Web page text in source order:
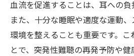
血流を促進することは、耳への負
また、十分な睡眠や適度な運動
環境を整えることも重要です。
とで、突発性難聴の再発予防や